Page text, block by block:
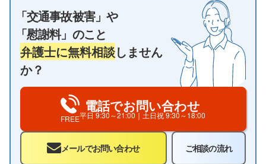
「交通事故被害」や
「慰謝料」のこと
弁護士に無料相談しません
か？
FREE
電話でお問い合わせ
平日9:30～21:00｜土日祝9:30～18:00
メールでお問い合わせ ご相談の流れ